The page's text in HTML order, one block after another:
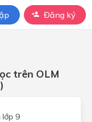
Đăng ký
trên OLM
lớp 9